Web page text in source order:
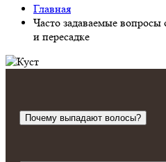
Главная
Часто задаваемые
и пересадке
Почему выпадают волосы?